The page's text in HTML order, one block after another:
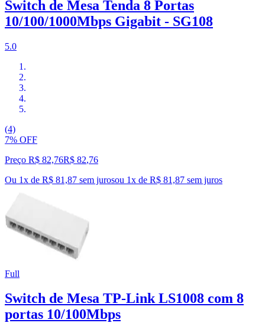
Switch de Mesa Tenda 8 Portas
10/100/1000Mbps Gigabit - SG108
5.0
(4)
7% OFF
Preço R$ 82,76R$ 82,76
Ou 1x de R$ 81,87 sem jurosou 1x de R$ 81,87 sem juros
Full
Switch de Mesa TP-Link LS1008 com 8
portas 10/100Mbps